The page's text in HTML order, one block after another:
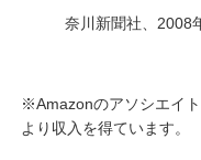
奈川新聞社、2008
※Amazonのアソシエイ
より収入を得ています。